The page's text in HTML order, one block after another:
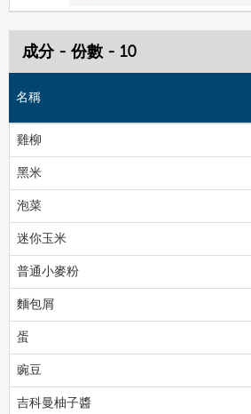
成分 - 份數 - 10
名稱
雞柳
黑米
泡菜
迷你玉米
普通小麥粉
麵包屑
蛋
豌豆
吉科曼柚子醬